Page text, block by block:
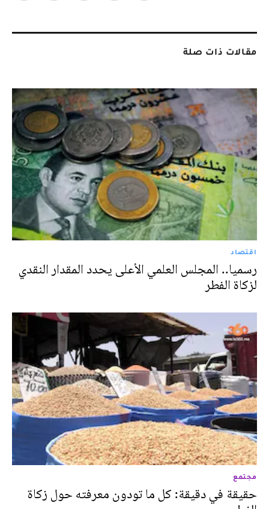
مقالات ذات صلة
اقتصاد
رسميا.. المجلس العلمي الأعلى يحدد المقدار النقدي
لزكاة الفطر
مجتمع
حقيقة في دقيقة: كل ما تودون معرفته حول زكاة